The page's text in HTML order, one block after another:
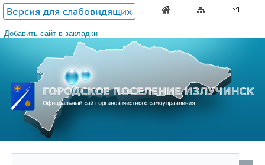
Версия для слабовидящих
Добавить сайт в закладки